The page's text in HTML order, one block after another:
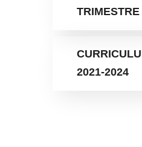
2021-2024